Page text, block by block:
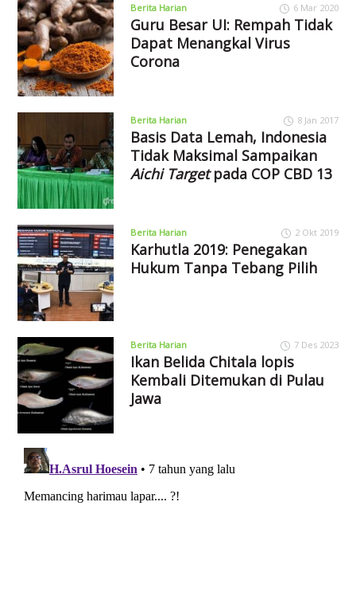
Berita Harian 6 Mar 2020
Guru Besar UI: Rempah Tidak
Dapat Menangkal Virus
Corona
Berita Harian 8 Jan 2017
Basis Data Lemah, Indonesia
Tidak Maksimal Sampaikan
Aichi Targetpada COP CBD 13
Berita Harian 2 Okt 2019
Karhutla 2019: Penegakan
Hukum Tanpa Tebang Pilih
Berita Harian 7 Des 2023
Ikan Belida Chitala lopis
Kembali Ditemukan di Pulau
Jawa